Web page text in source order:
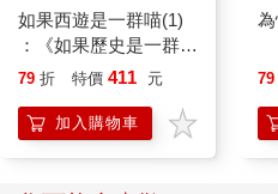
「結果，那雙眼睛果真張開了！
後，遺體彈了起來，從床上朝我
哀鳴；他的嘴一面嚙咬著什麼，
一片驚惶之中和那遺體交纏！那
令我感到厭惡；我陷入一陣癲狂
如果西遊是一群喵(1)
：《如果歷史是一群
喵》作者最新力作，附
79 折 特價 411 元
加入購物車
79